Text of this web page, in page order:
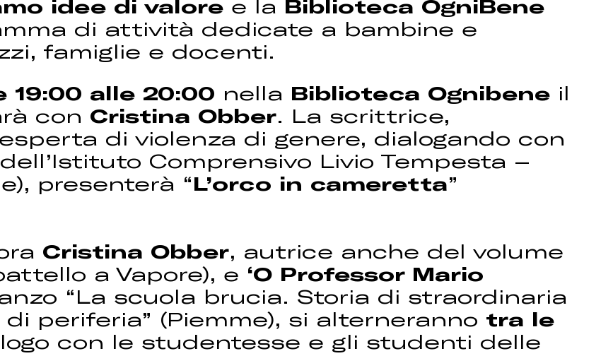
idee di valore e la Biblioteca OgniBene
di attività dedicate a bambine e
famiglie e docenti.
19:00 alle 20:00 nella Biblioteca Ognibene il
con Cristina Obber. La scrittrice,
di violenza di genere, dialogando con
Comprensivo Livio Tempesta –
presenterà “L’orco in cameretta”
Cristina Obber, autrice anche del volume
a Vapore), e ‘O Professor Mario
“La scuola brucia. Storia di straordinaria
periferia” (Piemme), si alterneranno tra le
con le studentesse e gli studenti delle